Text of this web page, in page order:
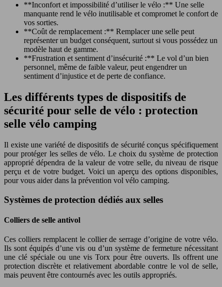
**Inconfort et impossibilité d’utiliser le vélo :** Une selle
manquante rend le vélo inutilisable et compromet le confort de
vos sorties.
**Coût de remplacement :** Remplacer une selle peut
représenter un budget conséquent, surtout si vous possédez un
modèle haut de gamme.
**Frustration et sentiment d’insécurité :** Le vol d’un bien
personnel, même de faible valeur, peut engendrer un
sentiment d’injustice et de perte de confiance.
Les différents types de dispositifs de
sécurité pour selle de vélo : protection
selle vélo camping
Il existe une variété de dispositifs de sécurité conçus spécifiquement
pour protéger les selles de vélo. Le choix du système de protection
approprié dépendra de la valeur de votre selle, du niveau de risque
perçu et de votre budget. Voici un aperçu des options disponibles,
pour vous aider dans la prévention vol vélo camping.
Systèmes de protection dédiés aux selles
Colliers de selle antivol
Ces colliers remplacent le collier de serrage d’origine de votre vélo.
Ils sont équipés d’une vis ou d’un système de fermeture nécessitant
une clé spéciale ou une vis Torx pour être ouverts. Ils offrent une
protection discrète et relativement abordable contre le vol de selle,
mais peuvent être contournés avec les outils appropriés.